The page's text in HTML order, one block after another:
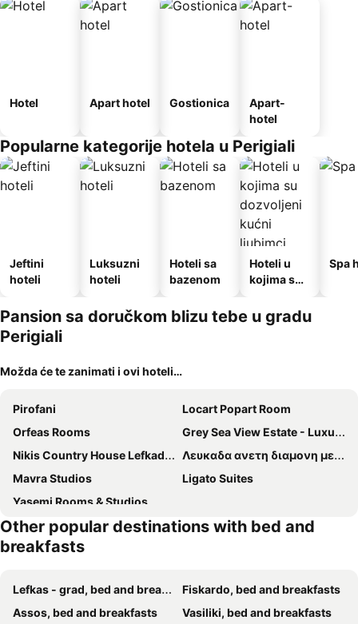
Hotel Apart hotel Gostionica
Apart-
hotel
Popularne kategorije hotela u Perigiali
Jeftini
hoteli
Luksuzni
hoteli
Hoteli sa
bazenom
Hoteli u
kojima su
kućni
ljubimci
Spa
Pansion sa doručkom blizu tebe u gradu
Perigiali
Možda će te zanimati i ovi hoteli…
Pirofani
Locart Popart Room
Orfeas Rooms
Grey Sea View Estate - Luxury Villas with Private Pool & Plunge Pool
Nikis Country House Lefkada Bnb Private Parking
Λευκαδα ανετη διαμονη με WiFi και μπαρμπεκιου κοντα στη φυση
Mavra Studios
Ligato Suites
Yasemi Rooms & Studios
Other popular destinations with bed and
breakfasts
Lefkas - grad, bed and breakfasts
Fiskardo, bed and breakfasts
Assos, bed and breakfasts
Vasiliki, bed and breakfasts